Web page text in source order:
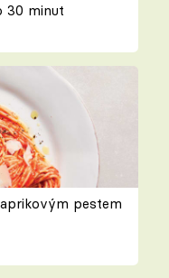
30 minut
pestem